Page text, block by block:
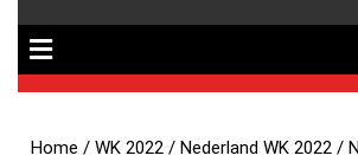
Home /WK 2022 /Nederland WK 2022 /